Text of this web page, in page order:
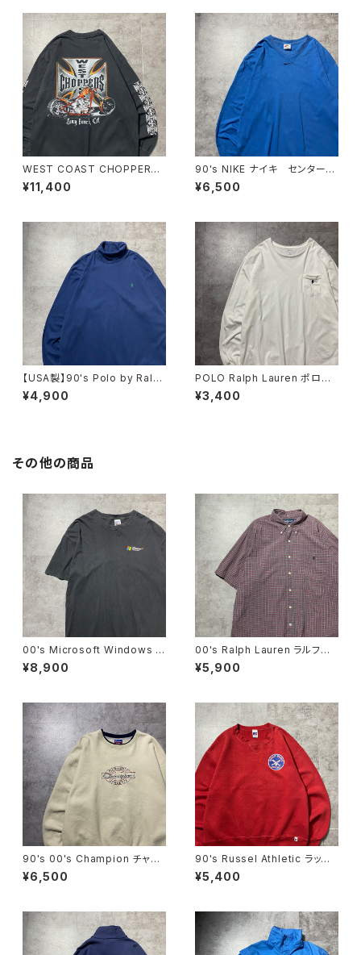
WEST COAST CHOPPERS
ウエストコーストチョッパーズ
ブートレグ アイアンクロス
¥11,400
90's NIKE ナイキ センタース
ウォッシュ 刺繍ロゴ メキシコ
製 ブルー Tシャツ ロンT
¥6,500
【USA製】90's Polo by Ralp
h Lauren ポロバイラルフロー
レン 刺繍ワンポイント カラー
¥4,900
POLO Ralph Lauren ポロラ
ルフローレン 刺繍ワンポイン
ト 胸ポケット ホワイト 白
¥3,400
その他の商品
00's Microsoft Windows マ
イクロソフト ウィンドウズ ワ
ンポイント プリント GILDAN
¥8,900
00's Ralph Lauren ラルフロ
ーレン 刺繍ロゴ ポニー チ
ェック総柄 半袖 ボタンダウ
¥5,900
90's 00's Champion チャン
ピオン 刺繍ロゴ ラインリ
ブ ベージュ スウェット トレ
¥6,500
90's Russel Athletic ラッセ
ルアスレチック ローカルベー
スボールチーム プリント 前V
¥5,400